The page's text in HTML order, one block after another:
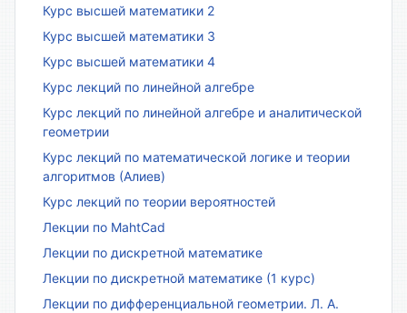
Курс высшей математики 2
Курс высшей математики 3
Курс высшей математики 4
Курс лекций по линейной алгебре
Курс лекций по линейной алгебре и аналитической
геометрии
Курс лекций по математической логике и теории
алгоритмов (Алиев)
Курс лекций по теории вероятностей
Лекции по MahtCad
Лекции по дискретной математике
Лекции по дискретной математике (1 курс)
Лекции по дифференциальной геометрии. Л. А.